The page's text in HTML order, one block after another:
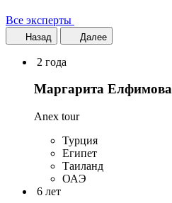
Все эксперты
Назад Далее
2 года
Маргарита Елфимова
Anex tour
Турция
Египет
Таиланд
ОАЭ
6 лет